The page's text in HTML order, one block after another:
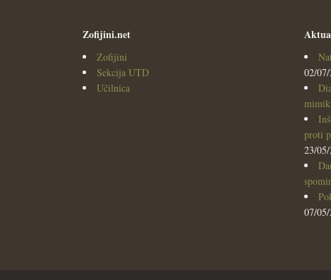
Zofijini.net
Zofijini
Sekcija UTD
Učilnica
02/
proti
23/
07/